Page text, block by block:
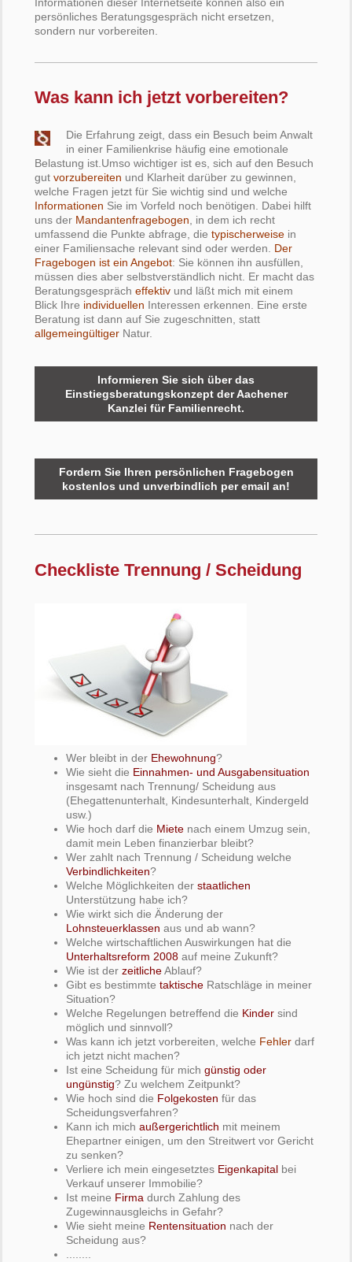
persönliches Beratungsgespräch nicht ersetzen,
sondern nur vorbereiten.
Was kann ich jetzt vorbereiten?
Die Erfahrung zeigt, dass ein Besuch beim Anwalt
in einer Familienkrise häufig eine emotionale
Belastung ist.Umso wichtiger ist es, sich auf den Besuch
gut vorzubereiten und Klarheit darüber zu gewinnen,
welche Fragen jetzt für Sie wichtig sind und welche
Informationen Sie im Vorfeld noch benötigen. Dabei hilft
uns der Mandantenfragebogen, in dem ich recht
umfassend die Punkte abfrage, die typischerweise in
einer Familiensache relevant sind oder werden. Der
Fragebogen ist ein Angebot: Sie können ihn ausfüllen,
müssen dies aber selbstverständlich nicht. Er macht das
Beratungsgespräch effektiv und läßt mich mit einem
Blick Ihre individuellen Interessen erkennen. Eine erste
Beratung ist dann auf Sie zugeschnitten, statt
allgemeingültiger Natur.
Informieren Sie sich über das
Einstiegsberatungskonzept der Aachener
Kanzlei für Familienrecht.
Fordern Sie Ihren persönlichen Fragebogen
kostenlos und unverbindlich per email an!
Checkliste Trennung / Scheidung
Wer bleibt in der Ehewohnung?
Wie sieht die Einnahmen- und Ausgabensituation
insgesamt nach Trennung/ Scheidung aus
(Ehegattenunterhalt, Kindesunterhalt, Kindergeld
usw.)
Wie hoch darf die Miete nach einem Umzug sein,
damit mein Leben finanzierbar bleibt?
Wer zahlt nach Trennung / Scheidung welche
Verbindlichkeiten?
Welche Möglichkeiten der staatlichen
Unterstützung habe ich?
Wie wirkt sich die Änderung der
Lohnsteuerklassen aus und ab wann?
Welche wirtschaftlichen Auswirkungen hat die
Unterhaltsreform 2008 auf meine Zukunft?
Wie ist der zeitlicheAblauf?
Gibt es bestimmte taktische Ratschläge in meiner
Situation?
Welche Regelungen betreffend die Kinder sind
möglich und sinnvoll?
Was kann ich jetzt vorbereiten, welche Fehler darf
ich jetzt nicht machen?
Ist eine Scheidung für mich günstig oder
ungünstig? Zu welchem Zeitpunkt?
Wie hoch sind die Folgekosten für das
Scheidungsverfahren?
Kann ich mich außergerichtlich mit meinem
Ehepartner einigen, um den Streitwert vor Gericht
zu senken?
Verliere ich mein eingesetztes Eigenkapital bei
Verkauf unserer Immobilie?
Ist meine Firma durch Zahlung des
Zugewinnausgleichs in Gefahr?
Wie sieht meine Rentensituation nach der
Scheidung aus?
........